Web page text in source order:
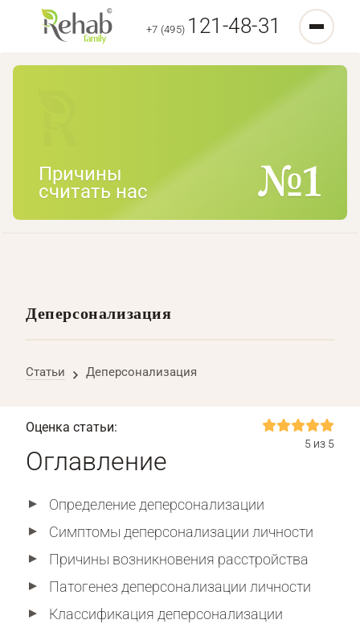
+7 (495) 121-48-31
Причины
считать нас
Деперсонализация
Статьи Деперсонализация
Оценка статьи:
5 из 5
Оглавление
Определение деперсонализации
Симптомы деперсонализации личности
Причины возникновения расстройства
Патогенез деперсонализации личности
Классификация деперсонализации